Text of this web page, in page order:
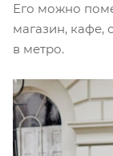
Его можно
магазин, кафе,
в метро.